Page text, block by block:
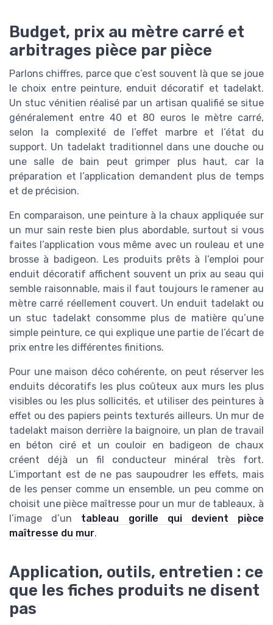
Budget, prix au mètre carré et
arbitrages pièce par pièce
Parlons chiffres, parce que c’est souvent là que se joue
le choix entre peinture, enduit décoratif et tadelakt.
Un stuc vénitien réalisé par un artisan qualifié se situe
généralement entre 40 et 80 euros le mètre carré,
selon la complexité de l’effet marbre et l’état du
support. Un tadelakt traditionnel dans une douche ou
une salle de bain peut grimper plus haut, car la
préparation et l’application demandent plus de temps
et de précision.
En comparaison, une peinture à la chaux appliquée sur
un mur sain reste bien plus abordable, surtout si vous
faites l’application vous même avec un rouleau et une
brosse à badigeon. Les produits prêts à l’emploi pour
enduit décoratif affichent souvent un prix au seau qui
semble raisonnable, mais il faut toujours le ramener au
mètre carré réellement couvert. Un enduit tadelakt ou
un stuc tadelakt consomme plus de matière qu’une
simple peinture, ce qui explique une partie de l’écart de
prix entre les différentes finitions.
Pour une maison déco cohérente, on peut réserver les
enduits décoratifs les plus coûteux aux murs les plus
visibles ou les plus sollicités, et utiliser des peintures à
effet ou des papiers peints texturés ailleurs. Un mur de
tadelakt maison derrière la baignoire, un plan de travail
en béton ciré et un couloir en badigeon de chaux
créent déjà un fil conducteur minéral très fort.
L’important est de ne pas saupoudrer les effets, mais
de les penser comme un ensemble, un peu comme on
choisit une pièce maîtresse pour un mur de tableaux, à
l’image d’un tableau gorille qui devient pièce
maîtresse du mur.
Application, outils, entretien : ce
que les fiches produits ne disent
pas